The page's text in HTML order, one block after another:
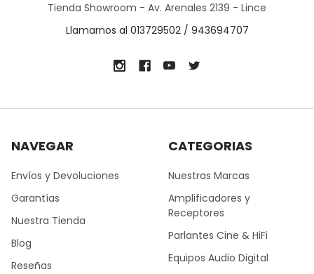
Tienda Showroom - Av. Arenales 2139 - Lince
Llamarnos al 013729502 / 943694707
NAVEGAR
Envíos y Devoluciones
Garantías
Nuestra Tienda
Blog
Reseñas
CATEGORIAS
Nuestras Marcas
Amplificadores y
Receptores
Parlantes Cine & HiFi
Equipos Audio Digital